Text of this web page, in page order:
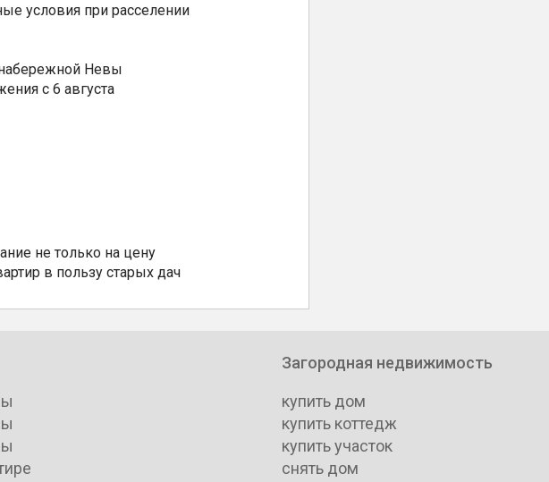
условия при расселении
Невы
с 6 августа
не только на цену
в пользу старых дач
Загородная недвижимость
купить дом
купить коттедж
купить участок
снять дом